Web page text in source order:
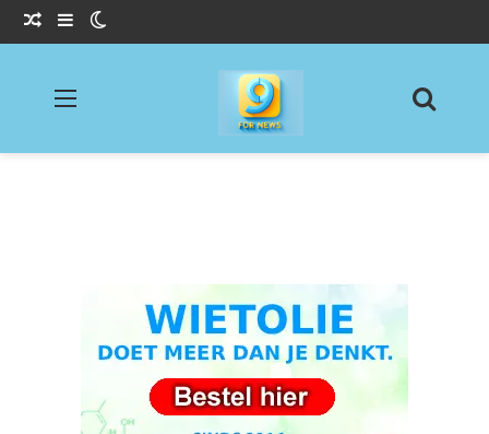
Willekeurig Artikel
Sidebar